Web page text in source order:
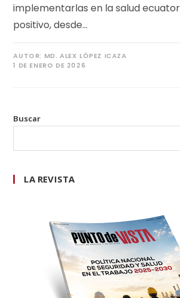
implementarlas en la salud
positivo, desde…
AUTOR: MD. ALEX LÓPEZ ICAZA
1 DE ENERO DE 2026
Buscar
LA REVISTA